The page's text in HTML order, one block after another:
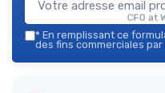
CFO at
* En remplissant ce
des fins commerciales par